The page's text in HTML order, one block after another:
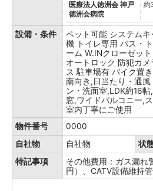
医療法人徳洲会 神戸
徳洲会病院
約
設備・条件 ペット可能 システムキ
機 トイレ専用 バス・
ーム W.INクローゼット
オートロック 防犯カメ
ス 駐車場有 バイク置
南向き,日当たり・通風
ン・洗面室,LDK約16
窓,ワイドバルコニー,
室内丁寧にご使用
物件番号
0000
自社物
自社物 状
特記事項
その他費用：ガス漏れ
円）、CATV設備維持